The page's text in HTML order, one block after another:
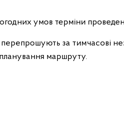
умов терміни
за тимчасові
маршруту.